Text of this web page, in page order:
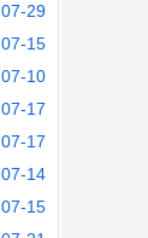
07-29
07-15
07-10
07-17
07-17
07-14
07-15